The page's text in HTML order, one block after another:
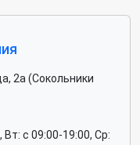
2а (Сокольники
Вт: c 09:00-19:00, Ср: